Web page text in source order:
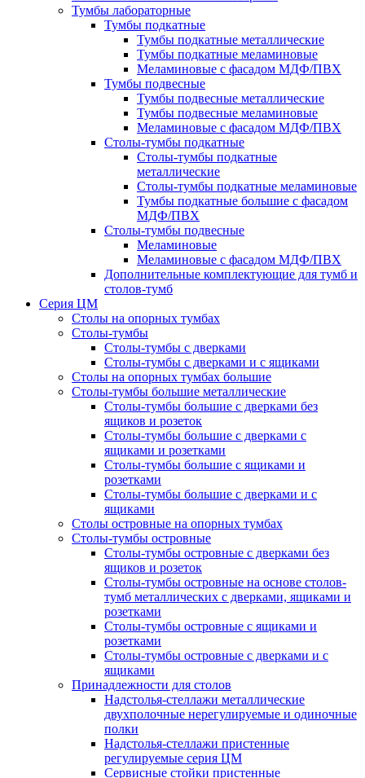
Тумбы лабораторные
Тумбы подкатные
Тумбы подкатные металлические
Тумбы подкатные меламиновые
Меламиновые с фасадом МДФ/ПВХ
Тумбы подвесные
Тумбы подвесные металлические
Тумбы подвесные меламиновые
Меламиновые с фасадом МДФ/ПВХ
Столы-тумбы подкатные
Столы-тумбы подкатные
металлические
Столы-тумбы подкатные меламиновые
Тумбы подкатные большие с фасадом
МДФ/ПВХ
Столы-тумбы подвесные
Меламиновые
Меламиновые с фасадом МДФ/ПВХ
Дополнительные комплектующие для тумб и
столов-тумб
Серия ЦМ
Столы на опорных тумбах
Столы-тумбы
Столы-тумбы с дверками
Столы-тумбы с дверками и с ящиками
Столы на опорных тумбах большие
Столы-тумбы большие металлические
Столы-тумбы большие с дверками без
ящиков и розеток
Столы-тумбы большие с дверками с
ящиками и розетками
Столы-тумбы большие с ящиками и
розетками
Столы-тумбы большие с дверками и с
ящиками
Столы островные на опорных тумбах
Столы-тумбы островные
Столы-тумбы островные с дверками без
ящиков и розеток
Столы-тумбы островные на основе столов-
тумб металлических с дверками, ящиками и
розетками
Столы-тумбы островные с ящиками и
розетками
Столы-тумбы островные с дверками и с
ящиками
Принадлежности для столов
Надстолья-стеллажи металлические
двухполочные нерегулируемые и одиночные
полки
Надстолья-стеллажи пристенные
регулируемые серия ЦМ
Сервисные стойки пристенные